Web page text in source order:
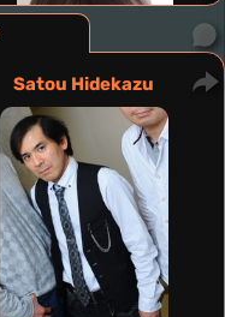
Satou Hidekazu